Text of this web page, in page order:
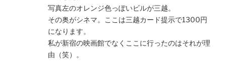
写真左のオレンジ色っぽいビルが三越。
その奥がシネマ。ここは三越カード提示で1300円
になります。
私が新宿の映画館でなくここに行ったのはそれが理
由（笑）。